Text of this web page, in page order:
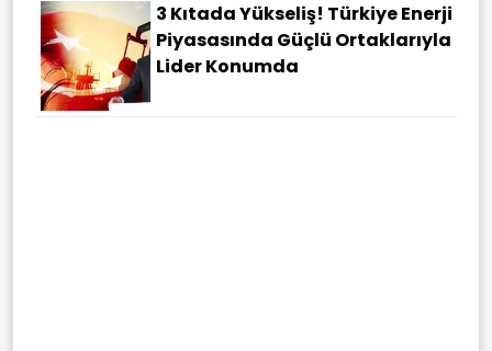
3 Kıtada Yükseliş! Türkiye Enerji
Piyasasında Güçlü Ortaklarıyla
Lider Konumda